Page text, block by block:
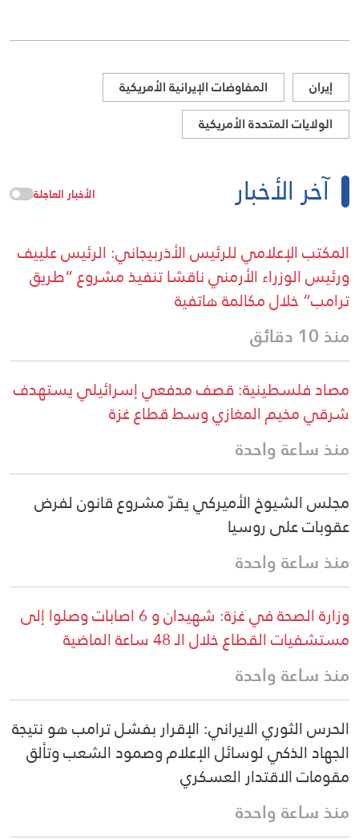
إيران
المفاوضات الإيرانية الأمريكية
الولايات المتحدة الأمريكية
آخر الأخبار الأخبار العاجلة
المكتب الإعلامي للرئيس الأذربيجاني: الرئيس علييف
ورئيس الوزراء الأرمني ناقشا تنفيذ مشروع “طريق
ترامب” خلال مكالمة هاتفية
منذ 10 دقائق
مصاد فلسطينية: قصف مدفعي إسرائيلي يستهدف
شرقي مخيم المغازي وسط قطاع غزة
منذ ساعة واحدة
مجلس الشيوخ الأميركي يقرّ مشروع قانون لفرض
عقوبات على روسيا
منذ ساعة واحدة
وزارة الصحة في غزة: شهيدان و 6 اصابات وصلوا إلى
مستشفيات القطاع خلال الـ 48 ساعة الماضية
منذ ساعة واحدة
الحرس الثوري الايراني: الإقرار بفشل ترامب هو نتيجة
الجهاد الذكي لوسائل الإعلام وصمود الشعب وتألق
مقومات الاقتدار العسكري
منذ ساعة واحدة